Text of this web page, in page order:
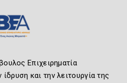
Επιχειρηματία
και την λειτουργία της